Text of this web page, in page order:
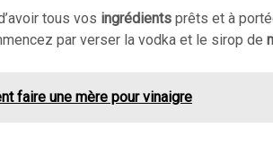
tous vos ingrédients prêts et à
par verser la vodka et le sirop de
faire une mère pour vinaigre